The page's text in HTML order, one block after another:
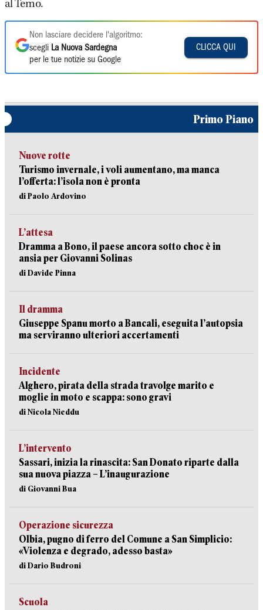
al Temo.
Non lasciare decidere l'algoritmo:
scegli La Nuova Sardegna
per le tue notizie su Google
CLICCA QUI
Primo Piano
Nuove rotte
Turismo invernale, i voli aumentano, ma manca
l’offerta: l’isola non è pronta
di Paolo Ardovino
L’attesa
Dramma a Bono, il paese ancora sotto choc è in
ansia per Giovanni Solinas
di Davide Pinna
Il dramma
Giuseppe Spanu morto a Bancali, eseguita l’autopsia
ma serviranno ulteriori accertamenti
Incidente
Alghero, pirata della strada travolge marito e
moglie in moto e scappa: sono gravi
di Nicola Nieddu
L’intervento
Sassari, inizia la rinascita: San Donato riparte dalla
sua nuova piazza – L’inaugurazione
di Giovanni Bua
Operazione sicurezza
Olbia, pugno di ferro del Comune a San Simplicio:
«Violenza e degrado, adesso basta»
di Dario Budroni
Scuola